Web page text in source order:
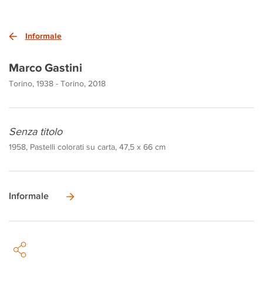
Informale
Marco Gastini
Torino, 1938 - Torino, 2018
Senza titolo
1958, Pastelli colorati su carta, 47,5 x 66 cm
Informale